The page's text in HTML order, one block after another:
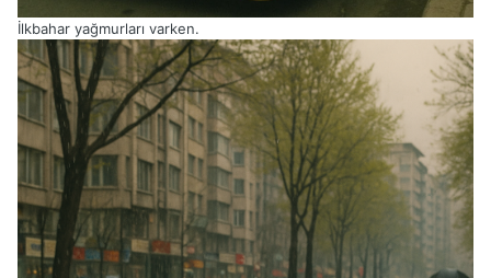
İlkbahar yağmurları varken.